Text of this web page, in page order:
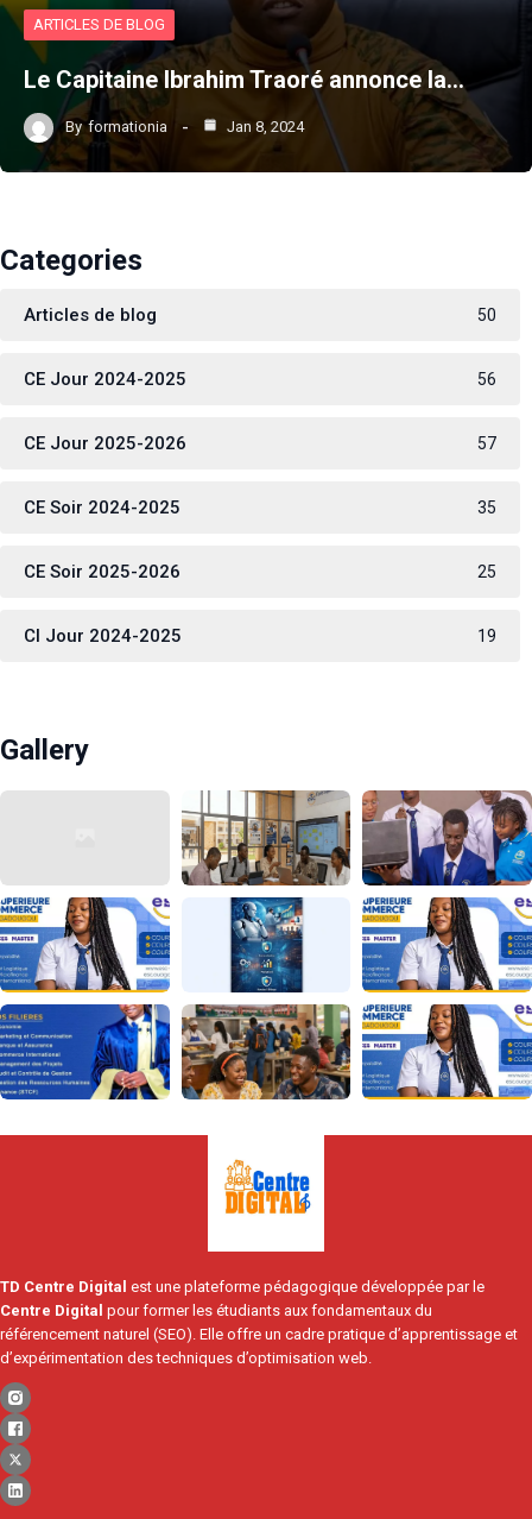
ARTICLES DE BLOG
Le Capitaine Ibrahim Traoré annonce la…
By formationia Jan 8, 2024
Categories
Articles de blog 50
CE Jour 2024-2025 56
CE Jour 2025-2026 57
CE Soir 2024-2025 35
CE Soir 2025-2026 25
CI Jour 2024-2025 19
Gallery
TD Centre Digital est une plateforme pédagogique développée par le
Centre Digital pour former les étudiants aux fondamentaux du
référencement naturel (SEO). Elle offre un cadre pratique d’apprentissage et
d’expérimentation des techniques d’optimisation web.